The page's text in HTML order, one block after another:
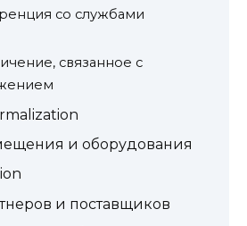
со службами
связанное с
и оборудования
и поставщиков